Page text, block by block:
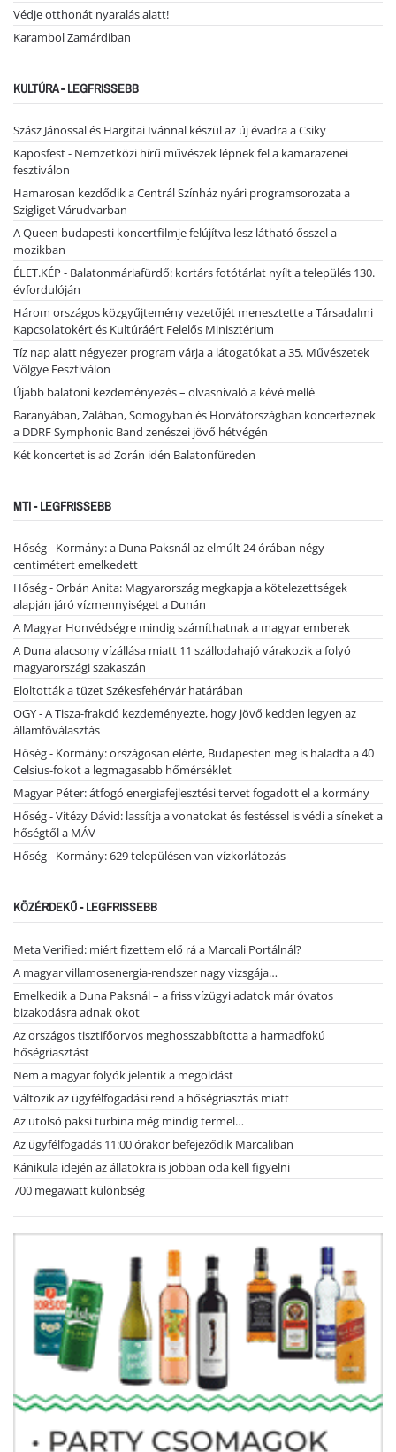
Védje otthonát nyaralás alatt!
Karambol Zamárdiban
KULTÚRA - LEGFRISSEBB
Szász Jánossal és Hargitai Ivánnal készül az új évadra a Csiky
Kaposfest - Nemzetközi hírű művészek lépnek fel a kamarazenei
fesztiválon
Hamarosan kezdődik a Centrál Színház nyári programsorozata a
Szigliget Várudvarban
A Queen budapesti koncertfilmje felújítva lesz látható ősszel a
mozikban
ÉLET.KÉP - Balatonmáriafürdő: kortárs fotótárlat nyílt a település 130.
évfordulóján
Három országos közgyűjtemény vezetőjét menesztette a Társadalmi
Kapcsolatokért és Kultúráért Felelős Minisztérium
Tíz nap alatt négyezer program várja a látogatókat a 35. Művészetek
Völgye Fesztiválon
Újabb balatoni kezdeményezés – olvasnivaló a kévé mellé
Baranyában, Zalában, Somogyban és Horvátországban koncerteznek
a DDRF Symphonic Band zenészei jövő hétvégén
Két koncertet is ad Zorán idén Balatonfüreden
MTI - LEGFRISSEBB
Hőség - Kormány: a Duna Paksnál az elmúlt 24 órában négy
centimétert emelkedett
Hőség - Orbán Anita: Magyarország megkapja a kötelezettségek
alapján járó vízmennyiséget a Dunán
A Magyar Honvédségre mindig számíthatnak a magyar emberek
A Duna alacsony vízállása miatt 11 szállodahajó várakozik a folyó
magyarországi szakaszán
Eloltották a tüzet Székesfehérvár határában
OGY - A Tisza-frakció kezdeményezte, hogy jövő kedden legyen az
államfőválasztás
Hőség - Kormány: országosan elérte, Budapesten meg is haladta a 40
Celsius-fokot a legmagasabb hőmérséklet
Magyar Péter: átfogó energiafejlesztési tervet fogadott el a kormány
Hőség - Vitézy Dávid: lassítja a vonatokat és festéssel is védi a síneket a
hőségtől a MÁV
Hőség - Kormány: 629 településen van vízkorlátozás
KÖZÉRDEKŰ - LEGFRISSEBB
Meta Verified: miért fizettem elő rá a Marcali Portálnál?
A magyar villamosenergia-rendszer nagy vizsgája…
Emelkedik a Duna Paksnál – a friss vízügyi adatok már óvatos
bizakodásra adnak okot
Az országos tisztifőorvos meghosszabbította a harmadfokú
hőségriasztást
Nem a magyar folyók jelentik a megoldást
Változik az ügyfélfogadási rend a hőségriasztás miatt
Az utolsó paksi turbina még mindig termel…
Az ügyfélfogadás 11:00 órakor befejeződik Marcaliban
Kánikula idején az állatokra is jobban oda kell figyelni
700 megawatt különbség